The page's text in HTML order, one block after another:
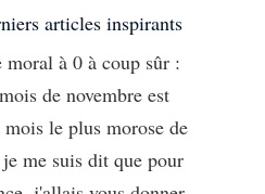
articles inspirants
à 0 à coup sûr :
de novembre est
le plus morose de
me suis dit que pour